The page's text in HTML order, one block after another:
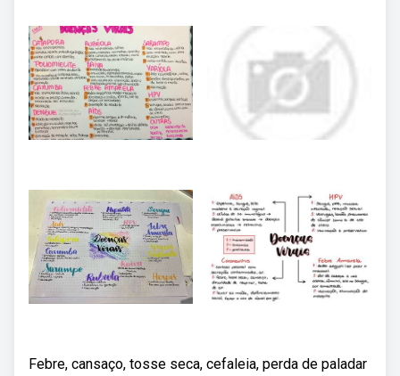
Febre, cansaço, tosse seca, cefaleia, perda de paladar